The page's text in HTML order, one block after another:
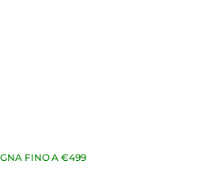
FINO A €499